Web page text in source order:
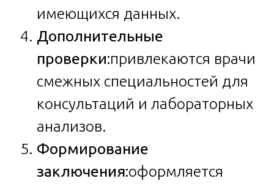
имеющихся данных.
Дополнительные
проверки:привлекаются врачи
смежных специальностей для
консультаций и лабораторных
анализов.
Формирование
заключения:оформляется